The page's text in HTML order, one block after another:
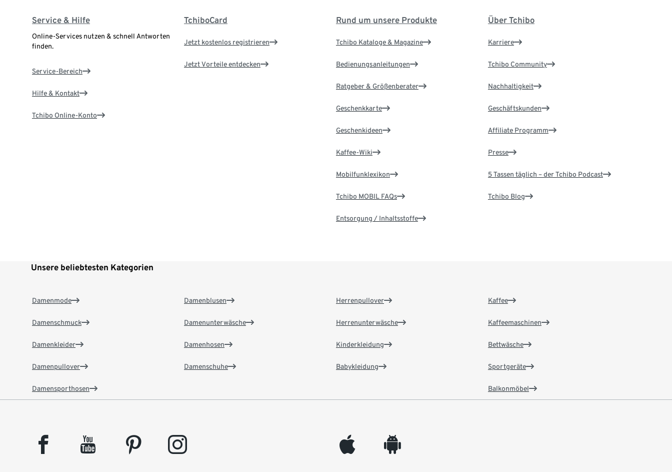
Service & Hilfe
Online-Services nutzen & schnell Antworten
finden.
Service-Bereich
Hilfe & Kontakt
Tchibo Online-Konto
TchiboCard
Jetzt kostenlos registrieren
Jetzt Vorteile entdecken
Rund um unsere Produkte
Tchibo Kataloge & Magazine
Bedienungsanleitungen
Ratgeber & Größenberater
Geschenkkarte
Geschenkideen
Kaffee-Wiki
Mobilfunklexikon
Tchibo MOBIL FAQs
Entsorgung / Inhaltsstoffe
Über Tchibo
Karriere
Tchibo Community
Nachhaltigkeit
Geschäftskunden
Affiliate Programm
Presse
5 Tassen täglich – der Tchibo Podcast
Tchibo Blog
Unsere beliebtesten Kategorien
Damenmode
Damenschmuck
Damenkleider
Damenpullover
Damensporthosen
Damenblusen
Damenunterwäsche
Damenhosen
Damenschuhe
Herrenpullover
Herrenunterwäsche
Kinderkleidung
Babykleidung
Kaffee
Kaffeemaschinen
Bettwäsche
Sportgeräte
Balkonmöbel
facebook youtube pinterest instagram appleinc android